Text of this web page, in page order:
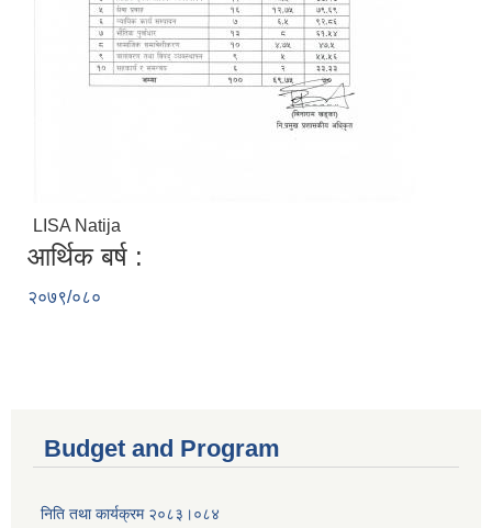
LISA Natija
आर्थिक बर्ष :
२०७९/०८०
Budget and Program
निति तथा कार्यक्रम २०८३।०८४